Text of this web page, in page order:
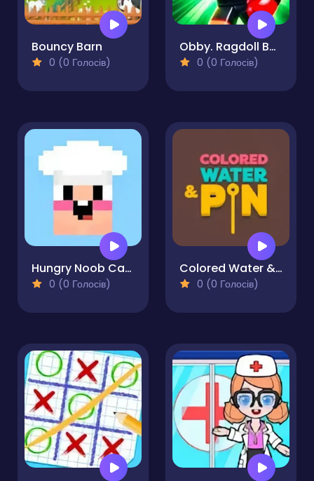
Bouncy Barn
0 (0 Голосів)
Obby. Ragdoll Boxing
0 (0 Голосів)
Hungry Noob Cafe Simulator
0 (0 Голосів)
Colored Water & Pin
0 (0 Голосів)